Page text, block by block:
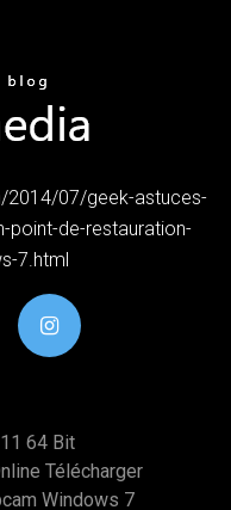
2014/07/geek-astuces-
point-de-restauration-
7.html
64 Bit
Télécharger
Windows 7